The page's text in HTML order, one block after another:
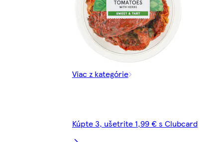
Viac z kategórie
Kúpte 3, ušetrite 1,99 € s Clubcard